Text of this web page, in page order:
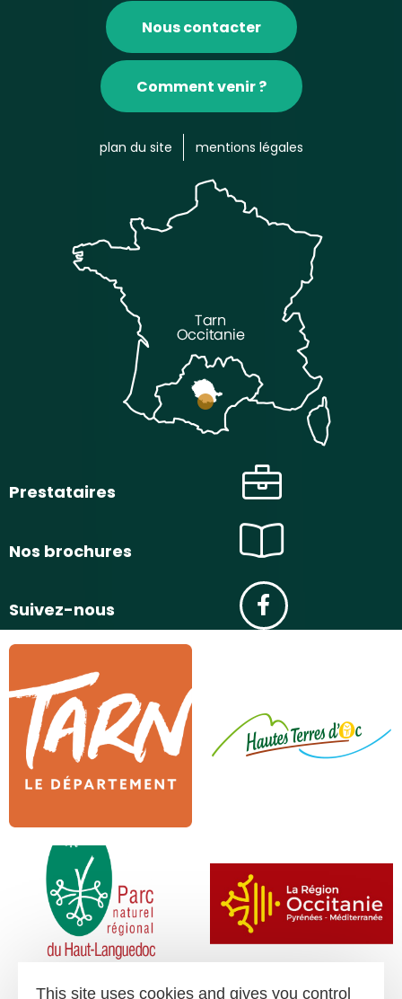
Nous contacter
Comment venir ?
plan du site mentions légales
Prestataires
Nos brochures
Suivez-nous
This site uses cookies and gives you control